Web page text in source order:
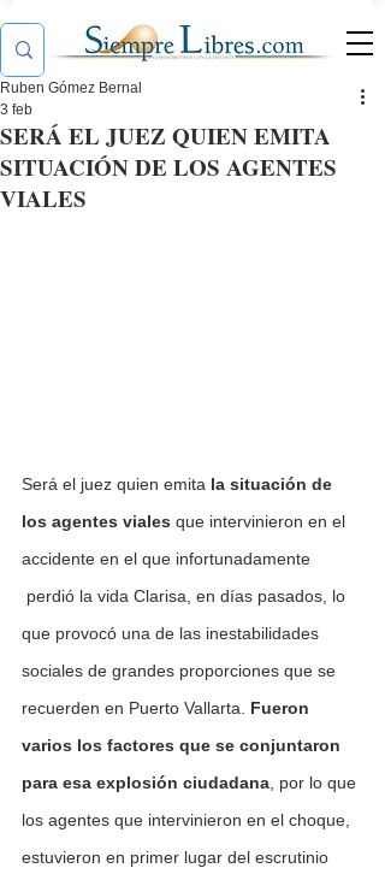
SERÁ EL JUEZ QUIEN EMITA
SITUACIÓN DE LOS AGENTES
VIALES
Ruben Gómez Bernal
3 feb
Será el juez quien emita la situación de
los agentes viales que intervinieron en el
accidente en el que infortunadamente
perdió la vida Clarisa, en días pasados, lo
que provocó una de las inestabilidades
sociales de grandes proporciones que se
recuerden en Puerto Vallarta. Fueron
varios los factores que se conjuntaron
para esa explosión ciudadana, por lo que
los agentes que intervinieron en el choque,
estuvieron en primer lugar del escrutinio